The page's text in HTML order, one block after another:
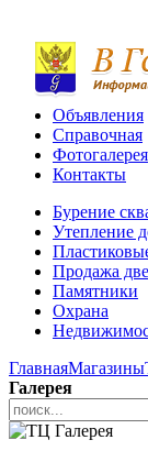
Объявления
Справочная
Фотогалерея
Контакты
Бурение
Утепление
Продажа
Памятники
Охрана
ГлавнаяМагазины
Галерея